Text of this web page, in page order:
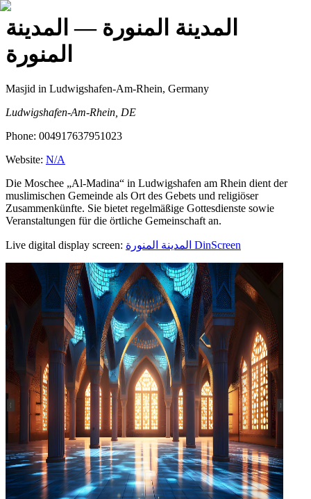
المدينة المنورة — المدينة
المنورة
Masjid in Ludwigshafen-Am-Rhein, Germany
Ludwigshafen-Am-Rhein, DE
Phone: 004917637951023
Website: N/A
Die Moschee „Al-Madina“ in Ludwigshafen am Rhein dient der
muslimischen Gemeinde als Ort des Gebets und religiöser
Zusammenkünfte. Sie bietet regelmäßige Gottesdienste sowie
Veranstaltungen für die örtliche Gemeinschaft an.
Live digital display screen: المدينة المنورة DinScreen